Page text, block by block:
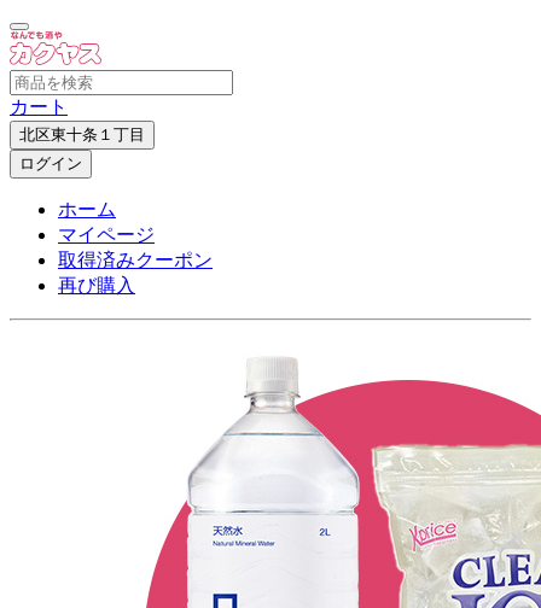
カート
北区東十条１丁目
ログイン
ホーム
マイページ
取得済みクーポン
再び購入